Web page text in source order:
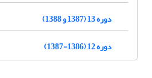
دوره 13 (1387 و 1388)
دوره 12 (1386-1387)